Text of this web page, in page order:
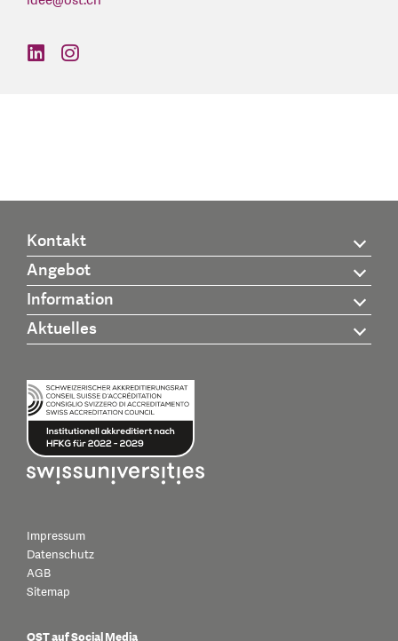
find us on: linkedin
find us on: instagram
Kontakt
Angebot
Information
Aktuelles
Impressum
Datenschutz
AGB
Sitemap
OST auf Social Media